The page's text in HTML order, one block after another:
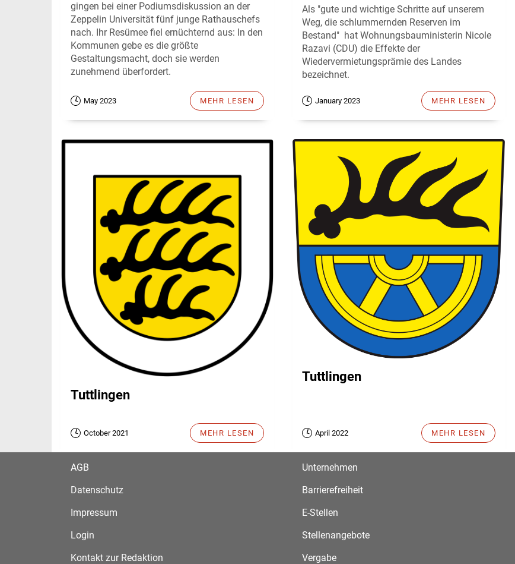
gingen bei einer Podiumsdiskussion an der
Zeppelin Universität fünf junge Rathauschefs
nach. Ihr Resümee fiel ernüchternd aus: In den
Kommunen gebe es die größte
Gestaltungsmacht, doch sie werden
zunehmend überfordert.
May 2023 MEHR LESEN
Als "gute und wichtige Schritte auf unserem
Weg, die schlummernden Reserven im
Bestand" hat Wohnungsbauministerin Nicole
Razavi (CDU) die Effekte der
Wiedervermietungsprämie des Landes
bezeichnet.
January 2023 MEHR LESEN
Tuttlingen
October 2021 MEHR LESEN
Tuttlingen
April 2022 MEHR LESEN
AGB
Datenschutz
Impressum
Login
Kontakt zur Redaktion
Unternehmen
Barrierefreiheit
E-Stellen
Stellenangebote
Vergabe